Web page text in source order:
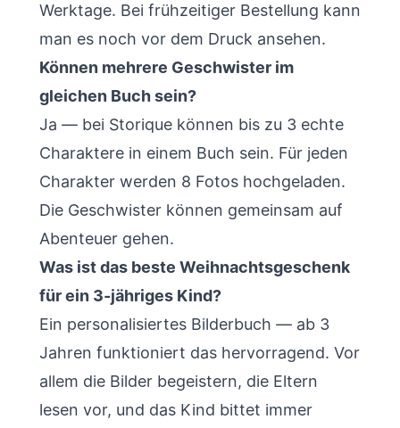
Werktage. Bei frühzeitiger Bestellung kann
man es noch vor dem Druck ansehen.
Können mehrere Geschwister im
gleichen Buch sein?
Ja — bei Storique können bis zu 3 echte
Charaktere in einem Buch sein. Für jeden
Charakter werden 8 Fotos hochgeladen.
Die Geschwister können gemeinsam auf
Abenteuer gehen.
Was ist das beste Weihnachtsgeschenk
für ein 3-jähriges Kind?
Ein personalisiertes Bilderbuch — ab 3
Jahren funktioniert das hervorragend. Vor
allem die Bilder begeistern, die Eltern
lesen vor, und das Kind bittet immer